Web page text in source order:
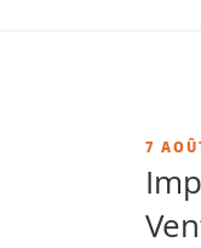
7